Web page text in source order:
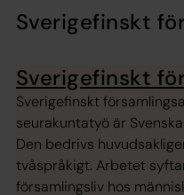
Sverigefinskt
Sverigefinskt
Sverigefinskt
seurakuntatyö är
Den bedrivs
tvåspråkigt. Arbetet
församlingsliv hos